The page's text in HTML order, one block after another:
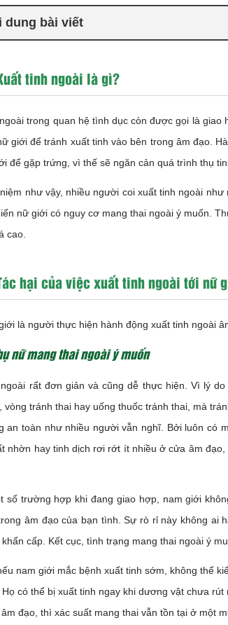
dung bài viết
tinh ngoài là gì?
trong quan hệ tình dục còn được gọi là
giới để tránh xuất tinh vào bên trong âm đạo.
để gặp trứng, vì thế sẽ ngăn cản quá trình thụ
như vậy, nhiều người coi xuất tinh ngoài
nữ giới có nguy cơ mang thai ngoài ý muốn.
cao.
hại của việc xuất tinh ngoài tới nữ
là người thực hiện hành động xuất tinh ngoài
nữ mang thai ngoài ý muốn
rất đơn giản và cũng dễ thực hiện. Vì lý
vòng tránh thai hay uống thuốc tránh thai, mà
an toàn như nhiều người vẫn nghĩ. Bởi luôn có
nhờn hay tinh dịch rơi rớt ít nhiều ở cửa âm
số trường hợp khi đang giao hợp, nam giới
âm đạo của bạn tình. Sự rò rỉ này không ai
cấp. Kết cục, tình trạng mang thai ngoài ý
nam giới mắc bệnh xuất tinh sớm, không thể
Họ có thể bị xuất tinh ngay khi dương vật chưa
đạo, thì xác suất mang thai vẫn tồn tại ở một